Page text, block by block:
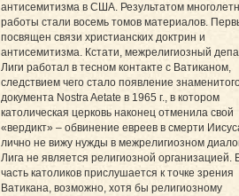
антисемитизма в США. Результатом
работы стали восемь томов материалов.
посвящен связи христианских доктрин и
антисемитизма. Кстати, межрелигиозный
Лиги работал в тесном контакте с Ватиканом,
следствием чего стало появление
документа Nostra Aetate в 1965 г., в котором
католическая церковь наконец отменила свой
«вердикт» – обвинение евреев в смерти
лично не вижу нужды в межрелигиозном
Лига не является религиозной организацией.
часть католиков прислушается к точке зрения
Ватикана, возможно, хотя бы религиозному